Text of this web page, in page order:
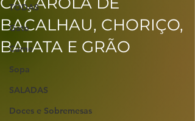
TODAS
Gato
Carne
Sopa
SALADAS
Doces e Sobremesas
BACALHAU, CHORIÇO,
BATATA E GRÃO